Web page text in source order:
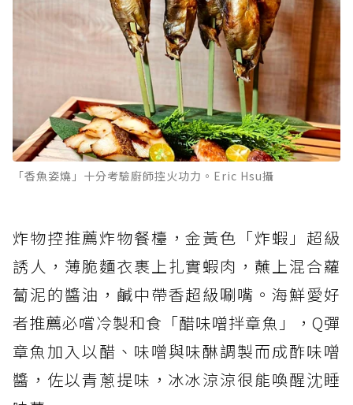
「香魚姿燒」十分考驗廚師控火功力。Eric Hsu攝
炸物控推薦炸物餐檯，金黃色「炸蝦」超級
誘人，薄脆麵衣裹上扎實蝦肉，蘸上混合蘿
蔔泥的醬油，鹹中帶香超級唰嘴。海鮮愛好
者推薦必嚐冷製和食「醋味噌拌章魚」，Q彈
章魚加入以醋、味噌與味醂調製而成酢味噌
醬，佐以青蔥提味，冰冰涼涼很能喚醒沈睡